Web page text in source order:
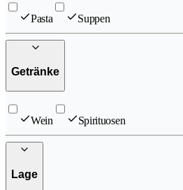
Pasta Suppen
Getränke
Wein Spirituosen
Lage